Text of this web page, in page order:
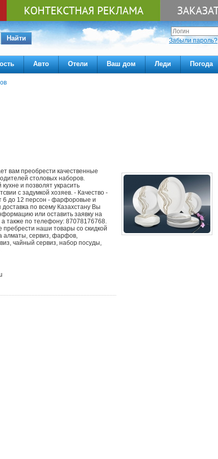
Найти
Забыли пароль?
Авто Отели Ваш дом Леди Погода
вам преобрести качественные
столовых наборов.
и позволят украсить
с задумкой хозяев. - Качество -
6 до 12 персон - фарфоровые и
по всему Казахстану Вы
или оставить заявку на
также по телефону: 87078176768.
наши товары со скидкой
алматы, сервиз, фарфов,
чайный сервиз, набор посуды,